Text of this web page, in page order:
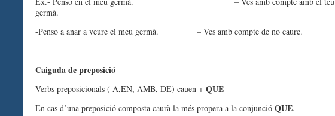
germà.
-Penso a anar a veure el meu germà. – Ves amb compte de no caure.
Caiguda de preposició
Verbs preposicionals ( A,EN, AMB, DE) cauen +QUE
En cas d’una preposició composta caurà la més propera a la conjuncióQUE.